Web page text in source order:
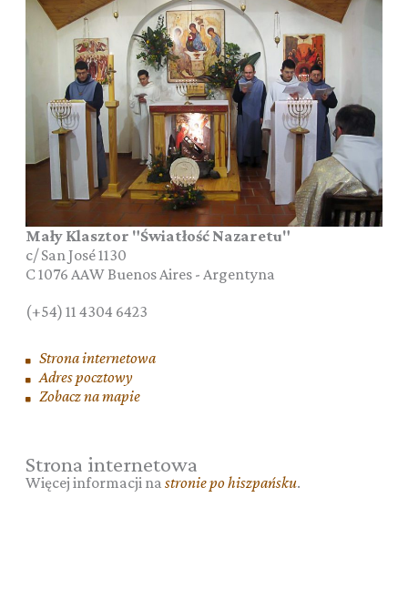
Mały Klasztor "Światłość Nazaretu"
c/ San José 1130
C 1076 AAW Buenos Aires- Argentyna
(+54) 11 4304 6423
Strona internetowa
Adres pocztowy
Zobacz na mapie
Strona internetowa
Więcej informacji na stronie po hiszpańsku.